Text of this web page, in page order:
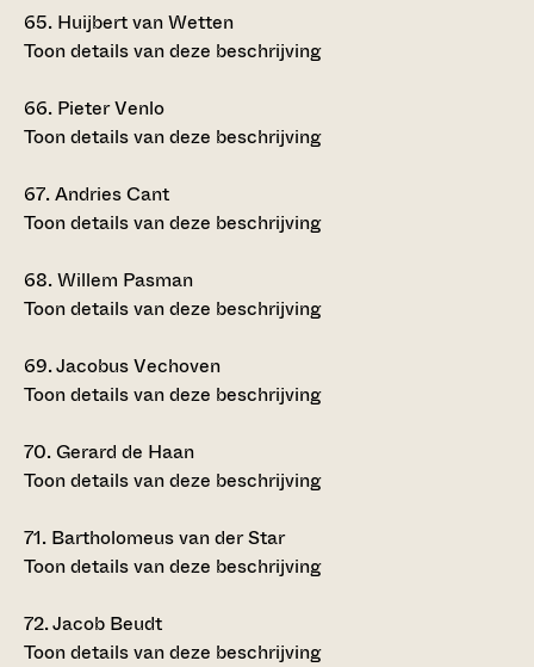
65. Huijbert van Wetten
Toon details van deze beschrijving
66. Pieter Venlo
Toon details van deze beschrijving
67.Andries Cant
Toon details van deze beschrijving
68.Willem Pasman
Toon details van deze beschrijving
69.Jacobus Vechoven
Toon details van deze beschrijving
70.Gerard de Haan
Toon details van deze beschrijving
71. Bartholomeus van der Star
Toon details van deze beschrijving
72.Jacob Beudt
Toon details van deze beschrijving